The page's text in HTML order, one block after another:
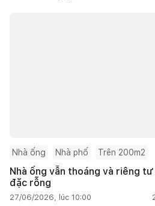
Nhà ống Nhà phố Trên 200m2
Nhà ống vẫn thoáng và riêng
đặc rỗng
27/06/2026, lúc 10:00